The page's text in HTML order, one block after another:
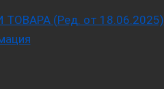
(Ред. от 18.06.2025)